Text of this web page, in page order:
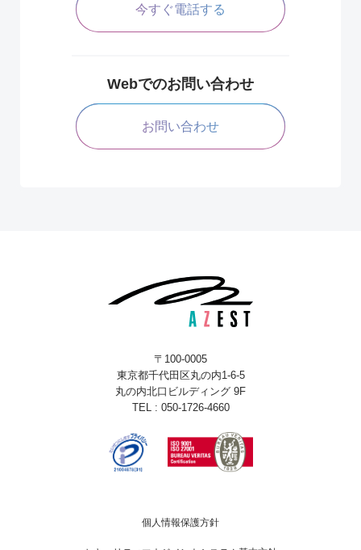
今すぐ電話する
Webでのお問い合わせ
お問い合わせ
〒100-0005
東京都千代田区丸の内1-6-5
丸の内北口ビルディング 9F
TEL : 050-1726-4660
個人情報保護方針